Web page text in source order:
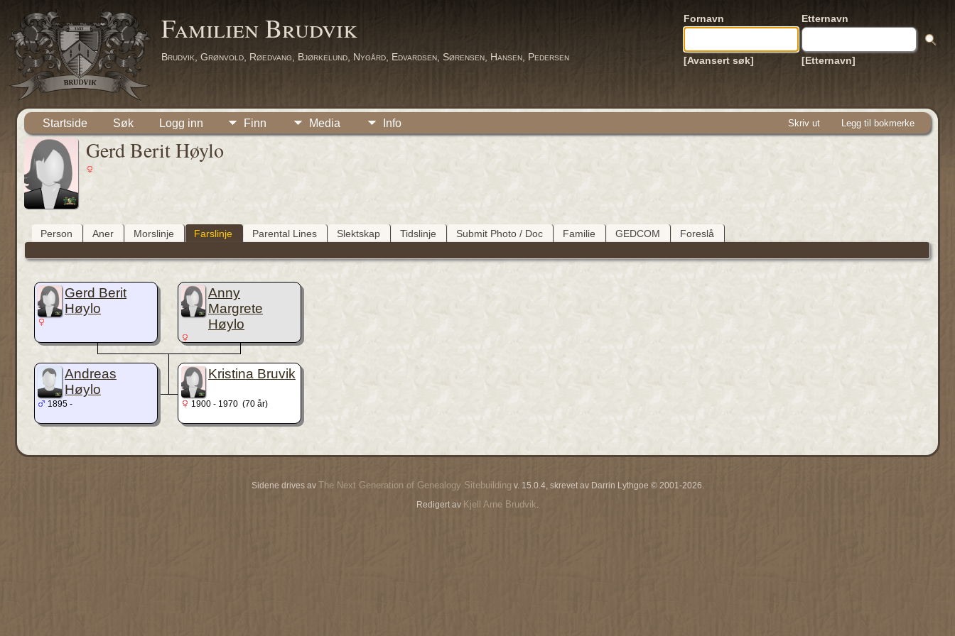
Familien Brudvik
Brudvik, Grønvold, Røedvang, Bjørkelund, Nygård, Edvardsen, Sørensen, Hansen, Pedersen
Fornavn Etternavn
[Avansert søk] [Etternavn]
Startside Søk Logg inn Finn Media Info Skriv ut Legg til bokmerke
Gerd Berit Høylo
Person Aner Morslinje Farslinje Parental Lines Slektskap Tidslinje Submit Photo / Doc Familie GEDCOM Foreslå
Gerd Berit
Høylo
Anny
Margrete
Høylo
Andreas
Høylo
1895 -
Kristina Bruvik
1900 - 1970 (70 år)
Sidene drives av The Next Generation of Genealogy Sitebuilding v. 15.0.4, skrevet av Darrin Lythgoe © 2001-2026.
Redigert av Kjell Arne Brudvik